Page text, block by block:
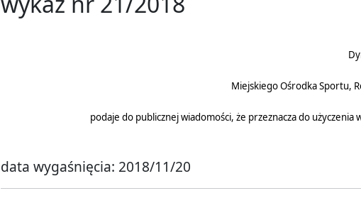
Miejskiego Ośrodka Sportu,
podaje do publicznej wiadomości, że przeznacza do
data wygaśnięcia: 2018/11/20